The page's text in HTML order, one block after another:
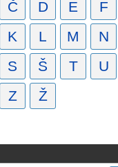
Č D E F
K L M N
S Š T U
Z Ž